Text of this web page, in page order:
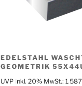
EDELSTAHL
GEOMETRIK
UVP inkl. 20% MwSt.: